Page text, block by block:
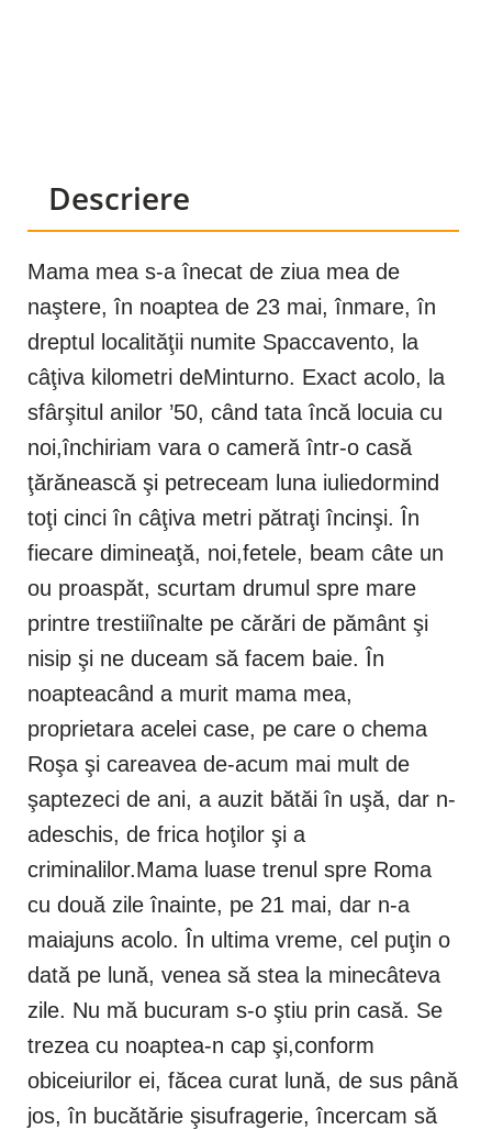
Descriere
Mama mea s-a înecat de ziua mea de
naştere, în noaptea de 23 mai, înmare, în
dreptul localităţii numite Spaccavento, la
câţiva kilometri deMinturno. Exact acolo, la
sfârşitul anilor ’50, când tata încă locuia cu
noi,închiriam vara o cameră într-o casă
ţărănească şi petreceam luna iuliedormind
toţi cinci în câţiva metri pătraţi încinşi. În
fiecare dimineaţă, noi,fetele, beam câte un
ou proaspăt, scurtam drumul spre mare
printre trestiiînalte pe cărări de pământ şi
nisip şi ne duceam să facem baie. În
noapteacând a murit mama mea,
proprietara acelei case, pe care o chema
Roşa şi careavea de-acum mai mult de
şaptezeci de ani, a auzit bătăi în uşă, dar n-
adeschis, de frica hoţilor şi a
criminalilor.Mama luase trenul spre Roma
cu două zile înainte, pe 21 mai, dar n-a
maiajuns acolo. În ultima vreme, cel puţin o
dată pe lună, venea să stea la minecâteva
zile. Nu mă bucuram s-o ştiu prin casă. Se
trezea cu noaptea-n cap şi,conform
obiceiurilor ei, făcea curat lună, de sus până
jos, în bucătărie şisufragerie, încercam să